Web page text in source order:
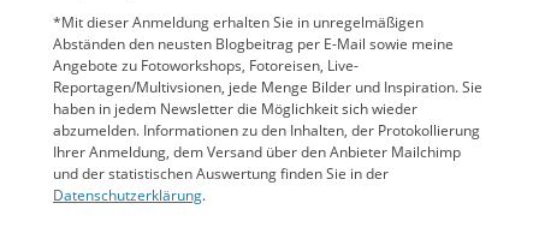
*Mit dieser Anmeldung erhalten Sie in unregelmäßigen
Abständen den neusten Blogbeitrag per E-Mail sowie meine
Angebote zu Fotoworkshops, Fotoreisen, Live-
Reportagen/Multivsionen, jede Menge Bilder und Inspiration. Sie
haben in jedem Newsletter die Möglichkeit sich wieder
abzumelden. Informationen zu den Inhalten, der Protokollierung
Ihrer Anmeldung, dem Versand über den Anbieter Mailchimp
und der statistischen Auswertung finden Sie in der
Datenschutzerklärung.